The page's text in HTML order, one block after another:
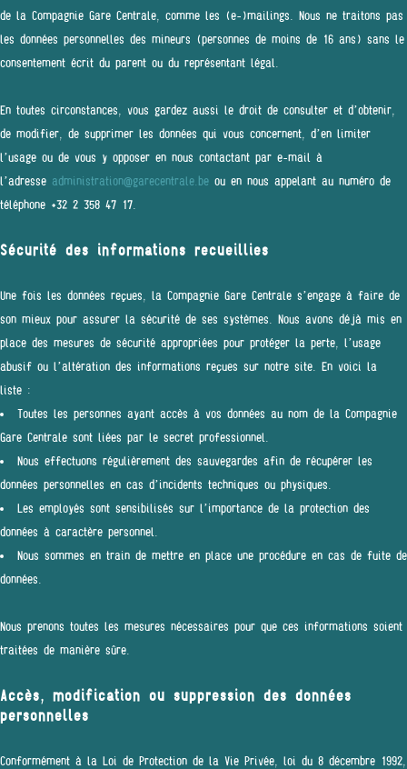
de la Compagnie Gare Centrale, comme les (e-)mailings. Nous ne traitons pas
les données personnelles des mineurs (personnes de moins de 16 ans) sans le
consentement écrit du parent ou du représentant légal.
En toutes circonstances, vous gardez aussi le droit de consulter et d’obtenir,
de modifier, de supprimer les données qui vous concernent, d’en limiter
l’usage ou de vous y opposer en nous contactant par e-mail à
l’adresse administration@garecentrale.be ou en nous appelant au numéro de
téléphone +32 2 358 47 17.
Sécurité des informations recueillies
Une fois les données reçues, la Compagnie Gare Centrale s’engage à faire de
son mieux pour assurer la sécurité de ses systèmes. Nous avons déjà mis en
place des mesures de sécurité appropriées pour protéger la perte, l’usage
abusif ou l’altération des informations reçues sur notre site. En voici la
liste :
Toutes les personnes ayant accès à vos données au nom de la Compagnie
Gare Centrale sont liées par le secret professionnel.
Nous effectuons régulièrement des sauvegardes afin de récupérer les
données personnelles en cas d’incidents techniques ou physiques.
Les employés sont sensibilisés sur l’importance de la protection des
données à caractère personnel.
Nous sommes en train de mettre en place une procédure en cas de fuite de
données.
Nous prenons toutes les mesures nécessaires pour que ces informations soient
traitées de manière sûre.
Accès, modification ou suppression des données
personnelles
Conformément à la Loi de Protection de la Vie Privée, loi du 8 décembre 1992,